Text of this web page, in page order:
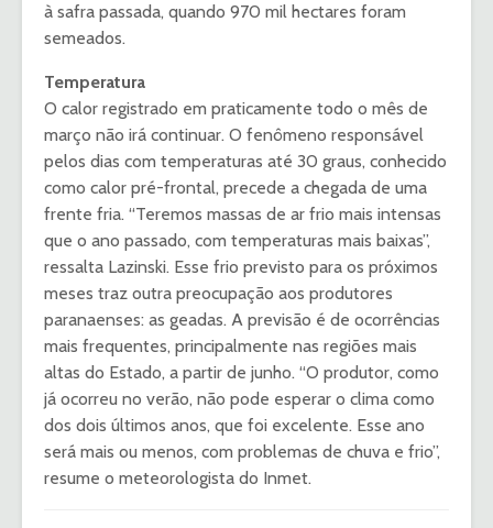
à safra passada, quando 970 mil hectares foram
semeados.
Temperatura
O calor registrado em praticamente todo o mês de
março não irá continuar. O fenômeno responsável
pelos dias com temperaturas até 30 graus, conhecido
como calor pré-frontal, precede a chegada de uma
frente fria. “Teremos massas de ar frio mais intensas
que o ano passado, com temperaturas mais baixas”,
ressalta Lazinski. Esse frio previsto para os próximos
meses traz outra preocupação aos produtores
paranaenses: as geadas. A previsão é de ocorrências
mais frequentes, principalmente nas regiões mais
altas do Estado, a partir de junho. “O produtor, como
já ocorreu no verão, não pode esperar o clima como
dos dois últimos anos, que foi excelente. Esse ano
será mais ou menos, com problemas de chuva e frio”,
resume o meteorologista do Inmet.